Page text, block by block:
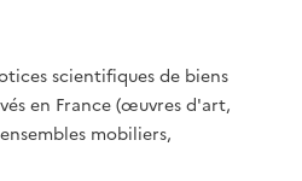
scientifiques de biens
en France (œuvres d'art,
mobiliers,